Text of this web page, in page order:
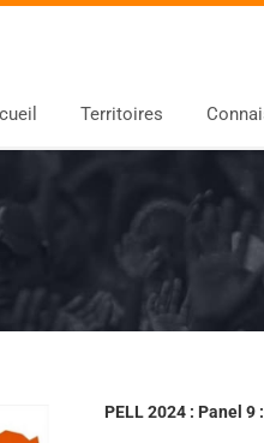
Territoires
PELL 2024 : Panel